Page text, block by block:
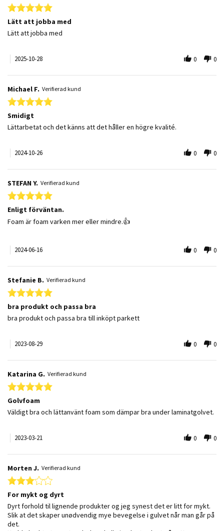
5.0 star rating
Lätt att jobba med
Review by Cenny L. on 28 Oct 2025
review stating Lätt att jobba med
Lätt att jobba med
2025-10-28 0 0
Michael F. Verifierad kund
5.0 star rating
Smidigt
Review by Michael F. on 26 Oct 2024
review stating Smidigt
Lättarbetat och det känns att det håller en högre kvalité.
2024-10-26 0 0
STEFAN Y. Verifierad kund
5.0 star rating
Enligt förväntan.
Review by STEFAN Y. on 16 Jun 2024
review stating Enligt förväntan.
Foam är foam varken mer eller mindre.👍
2024-06-16 0 0
Stefanie B. Verifierad kund
5.0 star rating
bra produkt och passa bra
Review by Stefanie B. on 29 Aug 2023
review stating bra produkt och passa bra
bra produkt och passa bra till inköpt parkett
2023-08-29 0 0
Katarina G. Verifierad kund
5.0 star rating
Golvfoam
Review by Katarina G. on 21 Mar 2023
review stating Golvfoam
Väldigt bra och lättanvänt foam som dämpar bra under laminatgolvet.
2023-03-21 0 0
Morten J. Verifierad kund
3.0 star rating
For mykt og dyrt
Review by Morten J. on 3 Feb 2023
review stating For mykt og dyrt
Dyrt forhold til lignende produkter og jeg synest det er litt for mykt.
Slik at det skaper unødvendig mye bevegelse i gulvet når man går på
det.